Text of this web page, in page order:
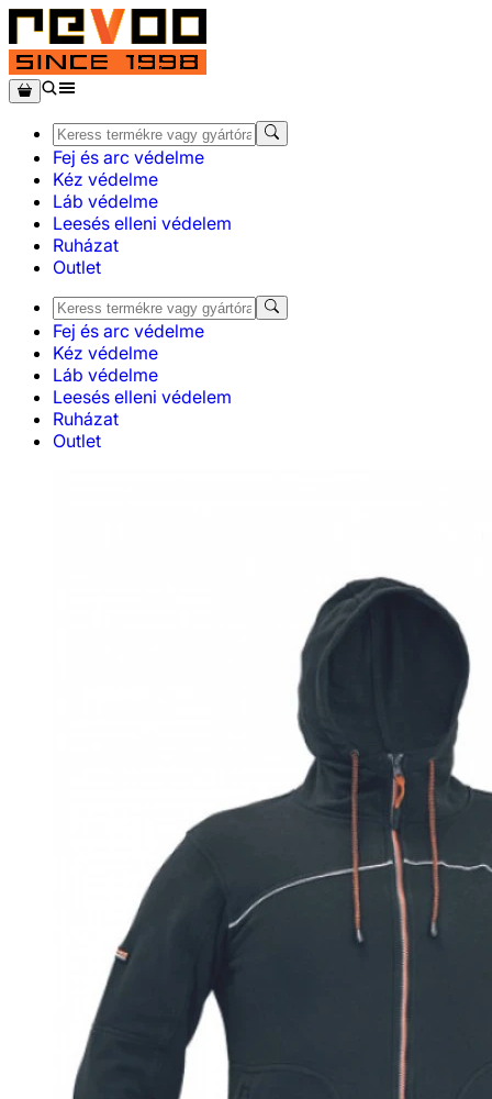
Fej és arc védelme
Kéz védelme
Láb védelme
Leesés elleni védelem
Ruházat
Outlet
Fej és arc védelme
Kéz védelme
Láb védelme
Leesés elleni védelem
Ruházat
Outlet